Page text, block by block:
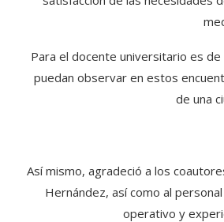
Para el docente universitario es
puedan observar en estos
de una
Así mismo, agradeció a los
Hernández, así como al
operativo y